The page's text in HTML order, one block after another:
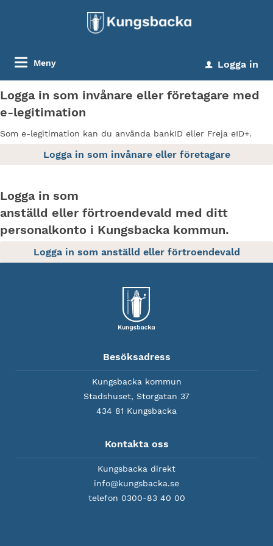
Meny u Logga in
Logga in som invånare eller företagare med
e-legitimation
Som e-legitimation kan du använda bankID eller Freja eID+.
Logga in som
anställd eller förtroendevald med ditt
personalkonto i Kungsbacka kommun.
Besöksadress
Kungsbacka kommun
Stadshuset, Storgatan 37
434 81 Kungsbacka
Kontakta oss
Kungsbacka direkt
info@kungsbacka.se
telefon 0300-83 40 00